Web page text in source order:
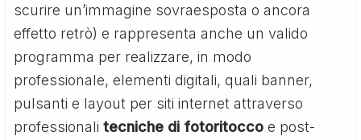
scurire un’immagine sovraesposta o ancora
effetto retrò) e rappresenta anche un valido
programma per realizzare, in modo
professionale, elementi digitali, quali banner,
pulsanti e layout per siti internet attraverso
professionalitecniche di fotoritocco e post-